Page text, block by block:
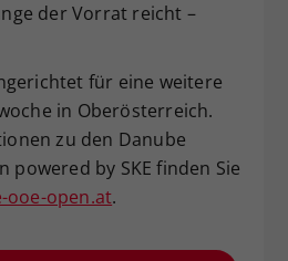
der Vorrat reicht –
für eine weitere
in Oberösterreich.
zu den Danube
powered by SKE finden Sie
ooe-open.at.